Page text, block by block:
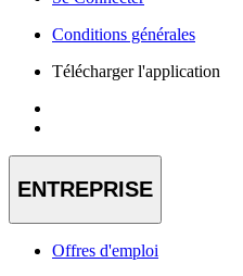
Conditions générales
Télécharger l'application
ENTREPRISE
Offres d'emploi